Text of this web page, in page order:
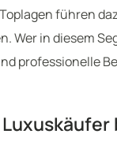
führen
Wer in diesem
professionelle